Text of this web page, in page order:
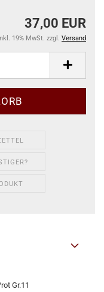
37,00 EUR
19% MwSt. zzgl. Versand
Gr.11